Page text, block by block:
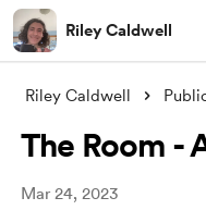
Riley Caldwell
Riley Caldwell
The Room -
Mar 24, 2023